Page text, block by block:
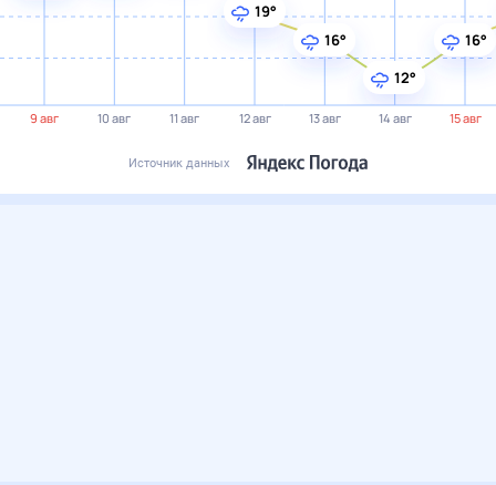
9 авг 10 авг 11 авг 12 авг 13 авг 14 авг 15 авг
19°
16°
12°
16°
Источник данных